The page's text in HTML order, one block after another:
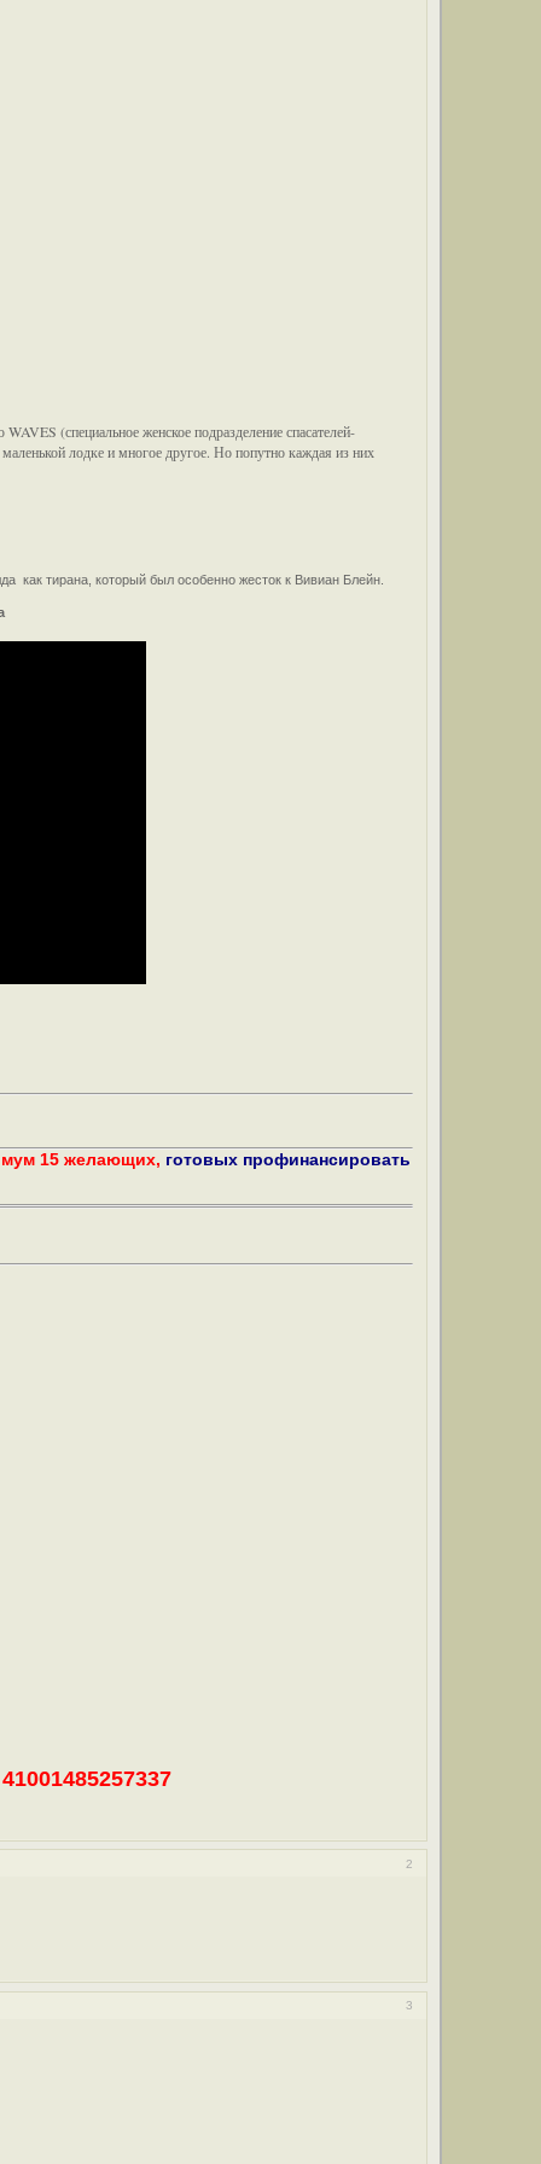
(специальное женское подразделение спасателей-
лодке и многое другое. Но попутно каждая из них
тирана, который был особенно жесток к Вивиан Блейн.
15 желающих, готовых профинансировать
41001485257337
2
3